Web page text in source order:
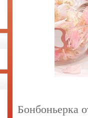
Бонбоньерка